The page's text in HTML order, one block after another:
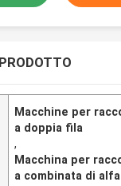
Macchine per
a doppia fila
,
Macchina per
a combinata di